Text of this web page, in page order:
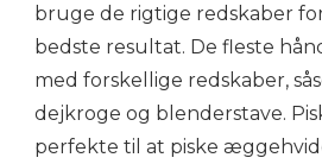
bruge de rigtige redskaber
bedste resultat. De fleste
med forskellige redskaber,
dejkroge og blenderstave.
perfekte til at piske